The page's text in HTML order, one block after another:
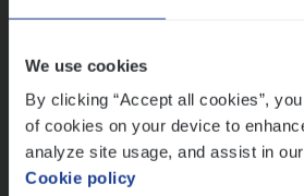
We use cookies
By clicking “Accept all cookies”,
of cookies on your device to
analyze site usage, and assist in
Cookie policy